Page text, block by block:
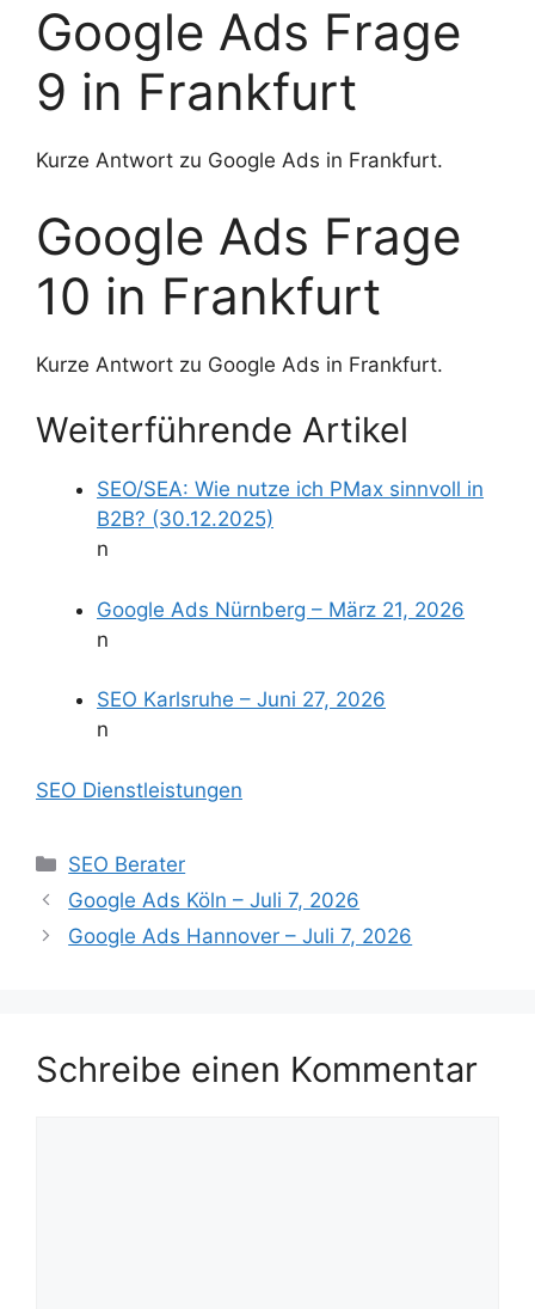
Google Ads Frage
9 in Frankfurt
Kurze Antwort zu Google Ads in Frankfurt.
Google Ads Frage
10 in Frankfurt
Kurze Antwort zu Google Ads in Frankfurt.
Weiterführende Artikel
SEO/SEA: Wie nutze ich PMax sinnvoll in
B2B? (30.12.2025)
n
Google Ads Nürnberg – März 21, 2026
n
SEO Karlsruhe – Juni 27, 2026
n
SEO Dienstleistungen
Kategorien
SEO Berater
Google Ads Köln – Juli 7, 2026
Google Ads Hannover – Juli 7, 2026
Schreibe einen Kommentar